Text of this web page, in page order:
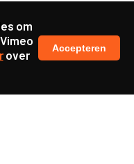
om
over
Accepteren